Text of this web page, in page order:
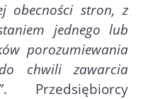
obecności stron, z
jednego lub
porozumiewania
chwili zawarcia
. Przedsiębiorcy